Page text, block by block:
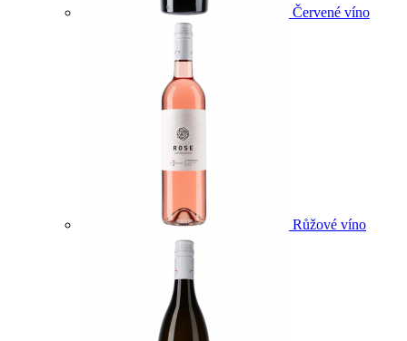
Červené víno
Růžové víno